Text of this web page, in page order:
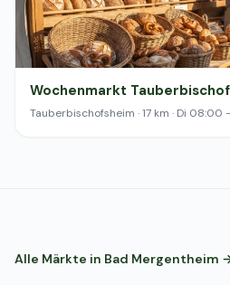
Wochenmarkt
Tauberbischofsheim · 17 km · Di
Alle Märkte in Bad Mergentheim